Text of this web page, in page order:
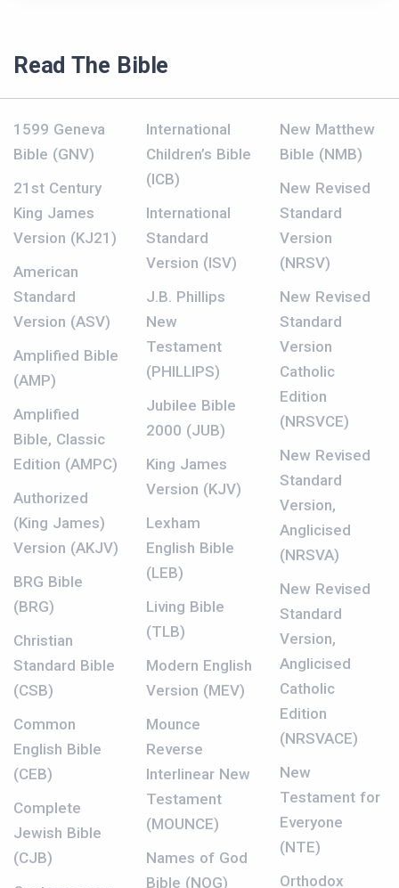
Read The Bible
1599 Geneva
Bible (GNV)
21st Century
King James
Version (KJ21)
American
Standard
Version (ASV)
Amplified Bible
(AMP)
Amplified
Bible, Classic
Edition (AMPC)
Authorized
(King James)
Version (AKJV)
BRG Bible
(BRG)
Christian
Standard Bible
(CSB)
Common
English Bible
(CEB)
Complete
Jewish Bible
(CJB)
International
Children’s Bible
(ICB)
International
Standard
Version (ISV)
J.B. Phillips
New
Testament
(PHILLIPS)
Jubilee Bible
2000 (JUB)
King James
Version (KJV)
Lexham
English Bible
(LEB)
Living Bible
(TLB)
Modern English
Version (MEV)
Mounce
Reverse
Interlinear New
Testament
(MOUNCE)
Names of God
Bible (NOG)
New Matthew
Bible (NMB)
New Revised
Standard
Version
(NRSV)
New Revised
Standard
Version
Catholic
Edition
(NRSVCE)
New Revised
Standard
Version,
Anglicised
(NRSVA)
New Revised
Standard
Version,
Anglicised
Catholic
Edition
(NRSVACE)
New
Testament for
Everyone
(NTE)
Orthodox